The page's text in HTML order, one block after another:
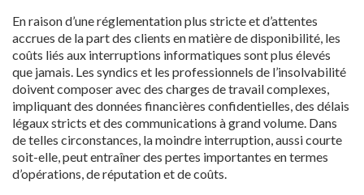
En raison d’une réglementation plus stricte et d’attentes
accrues de la part des clients en matière de disponibilité, les
coûts liés aux interruptions informatiques sont plus élevés
que jamais. Les syndics et les professionnels de l’insolvabilité
doivent composer avec des charges de travail complexes,
impliquant des données financières confidentielles, des délais
légaux stricts et des communications à grand volume. Dans
de telles circonstances, la moindre interruption, aussi courte
soit-elle, peut entraîner des pertes importantes en termes
d’opérations, de réputation et de coûts.